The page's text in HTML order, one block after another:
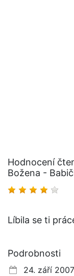
Hodnocení
Božena -
Líbila se ti
Podrobnosti
24. září 2007